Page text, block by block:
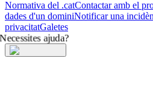
Normativa del .catContactar amb el
dades d'un dominiNotificar una
privacitatGaletes
ajuda?